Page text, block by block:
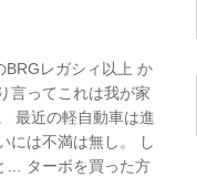
BRGレガシィ以上 か
言ってこれは我が家
最近の軽自動車は進
には不満は無し。 し
… ターボを買った方